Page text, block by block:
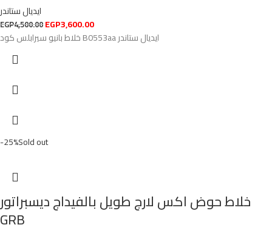
ايديال ستاندر
EGP4,500.00EGP3,600.00
خلاط بانيو سيرابلس كود B0553aa ايديال ستاندر
-25%Sold out
خلاط حوض اكس لارج طويل بالفيداج ديسبراتور
GRB